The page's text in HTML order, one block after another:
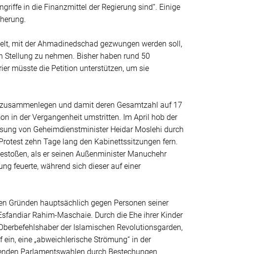
in die Finanzmittel der Regierung sind“. Einige
mit der Ahmadinedschad gezwungen werden soll,
zu nehmen. Bisher haben rund 50
müsste die Petition unterstützen, um sie
und damit deren Gesamtzahl auf 17
in der Vergangenheit umstritten. Im April hob der
von Geheimdienstminister Heidar Moslehi durch
zehn Tage lang den Kabinettssitzungen fern.
als er seinen Außenminister Manuchehr
feuerte, während sich dieser auf einer
Gründen hauptsächlich gegen Personen seiner
Rahim-Maschaie. Durch die Ehe ihrer Kinder
der Islamischen Revolutionsgarden,
eine „abweichlerische Strömung“ in der
Parlamentswahlen durch Bestechungen